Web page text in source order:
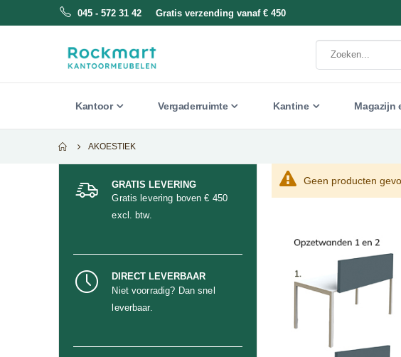
045 - 572 31 42 Gratis verzending vanaf € 450
Kantoor Vergaderruimte Kantine Magazijn
AKOESTIEK
Geen producten
GRATIS LEVERING
Gratis levering boven € 450
excl. btw.
DIRECT LEVERBAAR
Niet voorradig? Dan snel
leverbaar.